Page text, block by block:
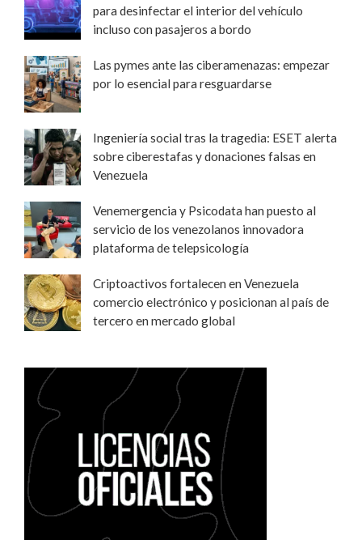
para desinfectar el interior del vehículo
incluso con pasajeros a bordo
Las pymes ante las ciberamenazas: empezar
por lo esencial para resguardarse
Ingeniería social tras la tragedia: ESET alerta
sobre ciberestafas y donaciones falsas en
Venezuela
Venemergencia y Psicodata han puesto al
servicio de los venezolanos innovadora
plataforma de telepsicología
Criptoactivos fortalecen en Venezuela
comercio electrónico y posicionan al país de
tercero en mercado global